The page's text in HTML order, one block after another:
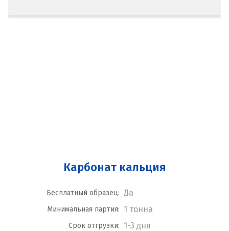
Карбонат кальция
Бесплатный образец: Да
Минимальная партия: 1 тонна
Срок отгрузки: 1-3 дня